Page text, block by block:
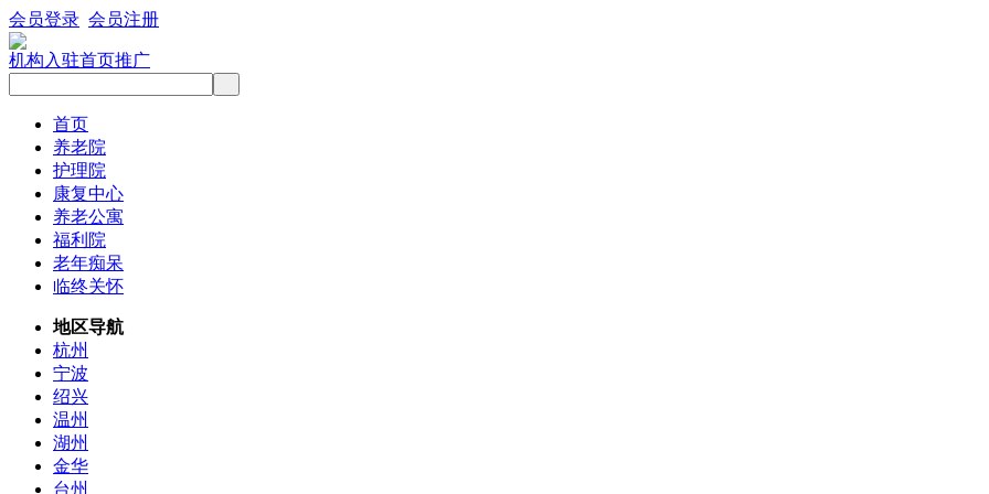
会员登录 会员注册
机构入驻首页推广
首页
养老院
护理院
康复中心
养老公寓
福利院
老年痴呆
临终关怀
地区导航
杭州
宁波
绍兴
温州
湖州
金华
台州